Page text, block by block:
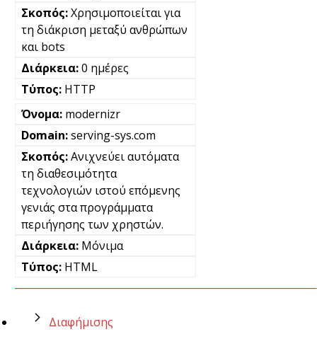
Χρησιμοποιείται για
τη διάκριση μεταξύ ανθρώπων
και bots
0 ημέρες
HTTP
modernizr
serving-sys.com
Ανιχνεύει αυτόματα
τη διαθεσιμότητα
τεχνολογιών ιστού επόμενης
γενιάς στα προγράμματα
περιήγησης των χρηστών.
Μόνιμα
HTML
Διαφήμισης